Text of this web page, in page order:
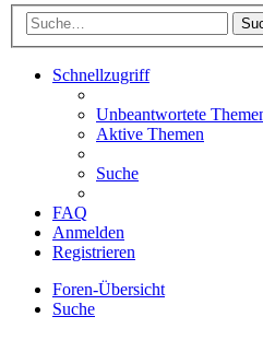
Schnellzugriff
Unbeantwortete
Aktive Themen
Suche
FAQ
Anmelden
Registrieren
Foren-Übersicht
Suche